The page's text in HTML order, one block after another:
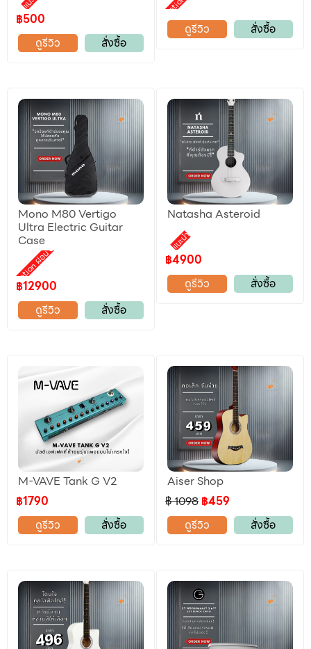
฿500
ดูรีวิว
สั่งซื้อ
ดูรีวิว สั่งซื้อ
Mono M80 Vertigo
Ultra Electric Guitar
Case
Promotion ผ่อน 0%
฿12900
ดูรีวิว
สั่งซื้อ
Natasha Asteroid
แนะนำ
฿4900
ดูรีวิว
สั่งซื้อ
M-VAVE Tank G V2
฿1790
ดูรีวิว
สั่งซื้อ
Aiser Shop
฿ 1098 ฿459
ดูรีวิว
สั่งซื้อ